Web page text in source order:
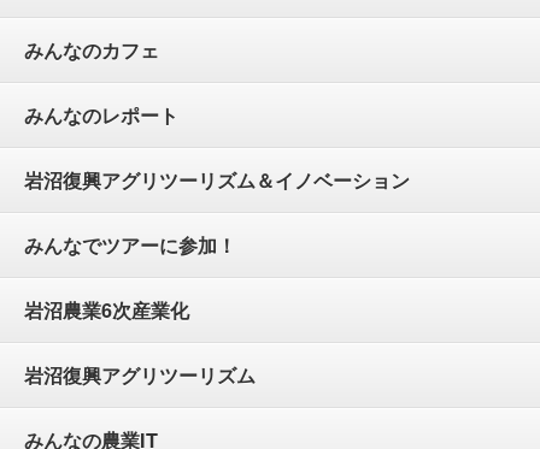
みんなのカフェ
みんなのレポート
岩沼復興アグリツーリズム＆イノベーション
みんなでツアーに参加！
岩沼農業6次産業化
岩沼復興アグリツーリズム
みんなの農業IT